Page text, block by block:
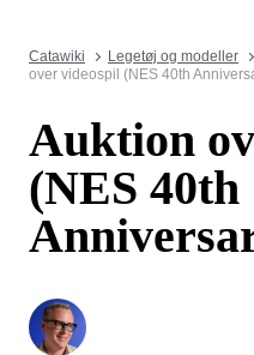
Catawiki Legetøj og modeller
over videospil (NES 40th
Auktion
(NES 40th